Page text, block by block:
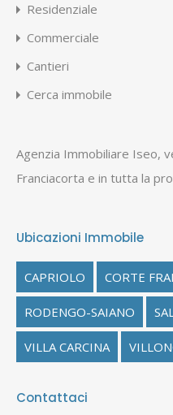
Residenziale
Commerciale
Cantieri
Cerca immobile
Agenzia Immobiliare Iseo,
Franciacorta e in tutta la
Ubicazioni Immobile
CAPRIOLO CORTE
RODENGO-SAIANO
VILLA CARCINA
Contattaci